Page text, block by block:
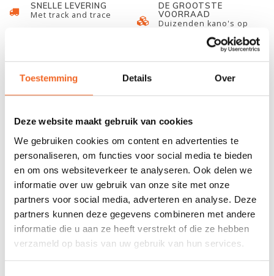
Toestemming Details Over
Deze website maakt gebruik van cookies
We gebruiken cookies om content en advertenties te
personaliseren, om functies voor social media te bieden
en om ons websiteverkeer te analyseren. Ook delen we
informatie over uw gebruik van onze site met onze
partners voor social media, adverteren en analyse. Deze
partners kunnen deze gegevens combineren met andere
informatie die u aan ze heeft verstrekt of die ze hebben
verzameld op basis van uw gebruik van hun services.
SNELLE LEVERING
Met track and trace
DE GROOTSTE
VOORRAAD
Duizenden kano's op
678 GOOGLE REVIEWS
Beoordeling 4,8/5
sterren
PROEFVAART
MOGELIJKHEID
Bij onze showroom
locatie
INFORMATIE
Nelo heeft verschillende vervangende roertjes voor een K1. Het
sprint, Cinco en Sete roertje zijn geschikt voor sprintboten. Het
marathon roer is gemaakt van nylon waardoor het roer niet
makkelijk stuk gaat en is zo ontworpen dat wier niet of
nauwelijks ophoopt en met genoeg volume voor het makkelijker
aansnijden van de keerpunten.